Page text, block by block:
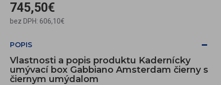
745,50€
bez DPH: 606,10€
POPIS
Vlastnosti a popis produktu Kadernícky
umývací box Gabbiano Amsterdam čierny s
čiernym umýdalom